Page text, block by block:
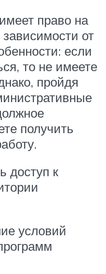
право на
от
если
то не имеете
пройдя
получить
доступ к
условий